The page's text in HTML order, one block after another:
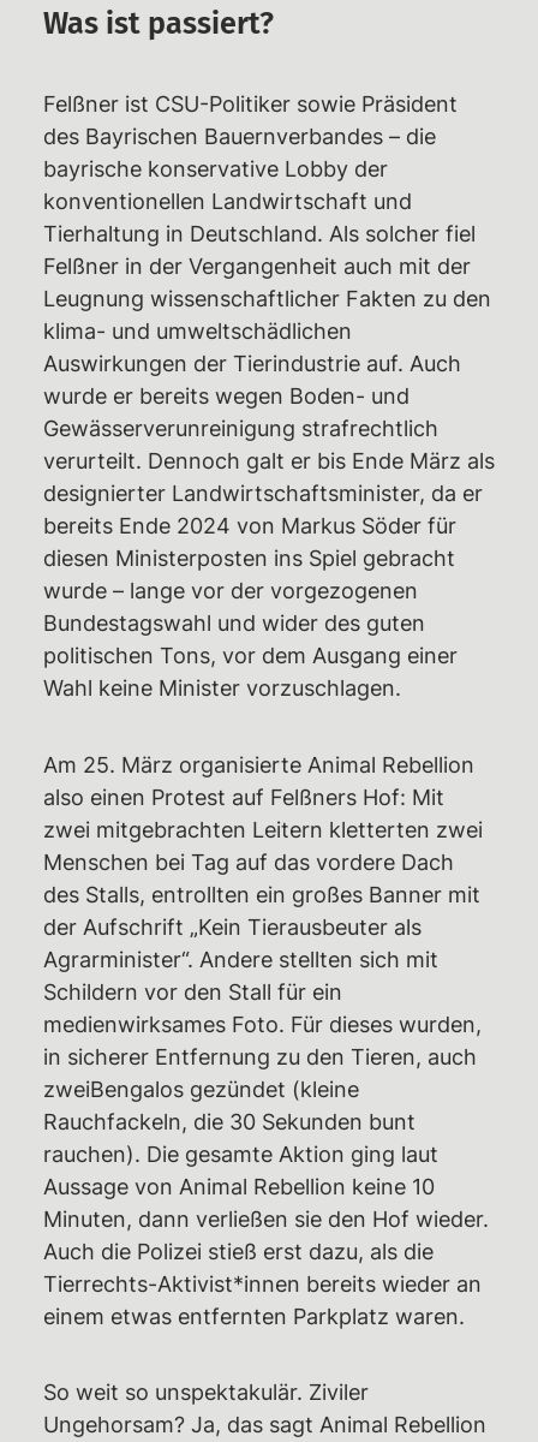
Individuelle EA-Nummer
Gerichtsentscheidungen
Verfassungsbeschwerden
Emotionaler Support
Aktuelles
Newsblog
Pressemitteilungen
Termine
Gerichtstermine
Unterstützen
§129 Unterstützung gegen
Repression
Spenden
Fördermitglied werden
Mitmachen
Suche
Was ist passiert?
Felßner ist CSU-Politiker sowie Präsident
des Bayrischen Bauernverbandes – die
bayrische konservative Lobby der
konventionellen Landwirtschaft und
Tierhaltung in Deutschland. Als solcher fiel
Felßner in der Vergangenheit auch mit der
Leugnung wissenschaftlicher Fakten zu den
klima- und umweltschädlichen
Auswirkungen der Tierindustrie auf. Auch
wurde er bereits wegen Boden- und
Gewässerverunreinigung strafrechtlich
verurteilt. Dennoch galt er bis Ende März als
designierter Landwirtschaftsminister, da er
bereits Ende 2024 von Markus Söder für
diesen Ministerposten ins Spiel gebracht
wurde – lange vor der vorgezogenen
Bundestagswahl und wider des guten
politischen Tons, vor dem Ausgang einer
Wahl keine Minister vorzuschlagen.
Am 25. März organisierte Animal Rebellion
also einen Protest auf Felßners Hof: Mit
zwei mitgebrachten Leitern kletterten zwei
Menschen bei Tag auf das vordere Dach
des Stalls, entrollten ein großes Banner mit
der Aufschrift „Kein Tierausbeuter als
Agrarminister“. Andere stellten sich mit
Schildern vor den Stall für ein
medienwirksames Foto. Für dieses wurden,
in sicherer Entfernung zu den Tieren, auch
zweiBengalos gezündet (kleine
Rauchfackeln, die 30 Sekunden bunt
rauchen). Die gesamte Aktion ging laut
Aussage von Animal Rebellion keine 10
Minuten, dann verließen sie den Hof wieder.
Auch die Polizei stieß erst dazu, als die
Tierrechts-Aktivist*innen bereits wieder an
einem etwas entfernten Parkplatz waren.
So weit so unspektakulär. Ziviler
Ungehorsam? Ja, das sagt Animal Rebellion